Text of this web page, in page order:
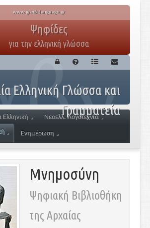
www.greek-language.gr
Ψηφίδες
για την ελληνική γλώσσα
Ελληνική Γλώσσα και
Γραμματεία
Ελληνική
Νεοελλ. Λογοτεχνία
Ενημέρωση
Μνημοσύνη
Ψηφιακή Βιβλιοθήκη
της Αρχαίας